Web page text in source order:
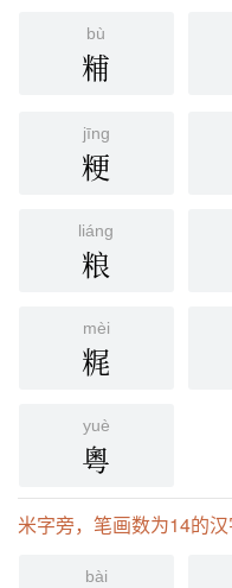
bù
䊇
jīng
粳
liáng
粮
mèi
䊊
yuè
粵
米字旁，笔画数为14的
bài